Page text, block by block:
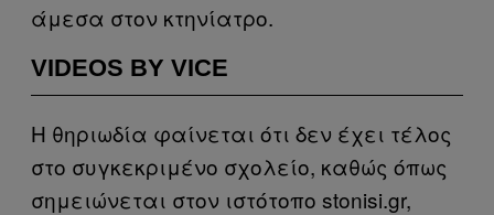
άμεσα στον κτηνίατρο.
VIDEOS BY VICE
Η θηριωδία φαίνεται ότι δεν έχει τέλος
στο συγκεκριμένο σχολείο, καθώς όπως
σημειώνεται στον ιστότοπο stonisi.gr,